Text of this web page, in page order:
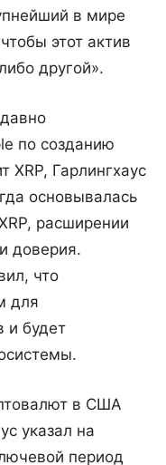
в мире
этот актив
другой».
по созданию
XRP, Гарлингхаус
основывалась
расширении
доверия.
что
для
и будет
в США
указал на
период